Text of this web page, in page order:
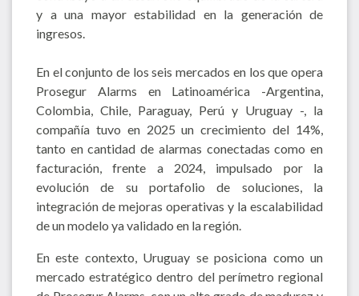
y a una mayor estabilidad en la generación de
ingresos.
En el conjunto de los seis mercados en los que opera
Prosegur Alarms en Latinoamérica -Argentina,
Colombia, Chile, Paraguay, Perú y Uruguay -, la
compañía tuvo en 2025 un crecimiento del 14%,
tanto en cantidad de alarmas conectadas como en
facturación, frente a 2024, impulsado por la
evolución de su portafolio de soluciones, la
integración de mejoras operativas y la escalabilidad
de un modelo ya validado en la región.
En este contexto, Uruguay se posiciona como un
mercado estratégico dentro del perímetro regional